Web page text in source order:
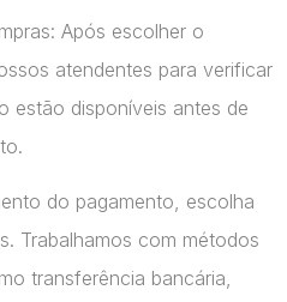
Após escolher o
atendentes para verificar
estão disponíveis antes de
do pagamento, escolha
Trabalhamos com métodos
transferência bancária,